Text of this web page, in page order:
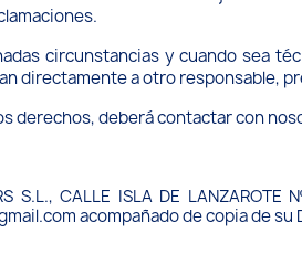
circunstancias y cuando sea
directamente a otro responsable,
derechos, deberá contactar con
S.L., CALLE ISLA DE
acompañado de copia de su